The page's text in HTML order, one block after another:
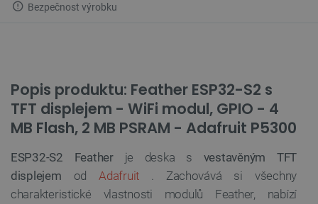
Bezpečnost výrobku
Popis produktu: Feather ESP32-S2 s
TFT displejem - WiFi modul, GPIO - 4
MB Flash, 2 MB PSRAM - Adafruit P5300
ESP32-S2 Featherje deska s vestavěným TFT
displejem od Adafruit. Zachovává si všechny
charakteristické vlastnosti modulů Feather, nabízí